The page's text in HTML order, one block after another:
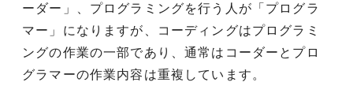
ーダー」、プログラミングを行う人が「プログラ
マー」になりますが、コーディングはプログラミ
ングの作業の一部であり、通常はコーダーとプロ
グラマーの作業内容は重複しています。